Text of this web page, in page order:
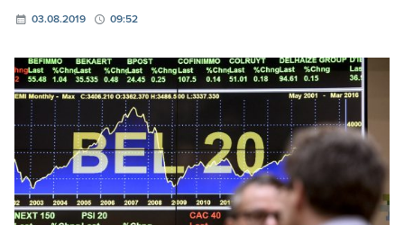
03.08.2019 09:52